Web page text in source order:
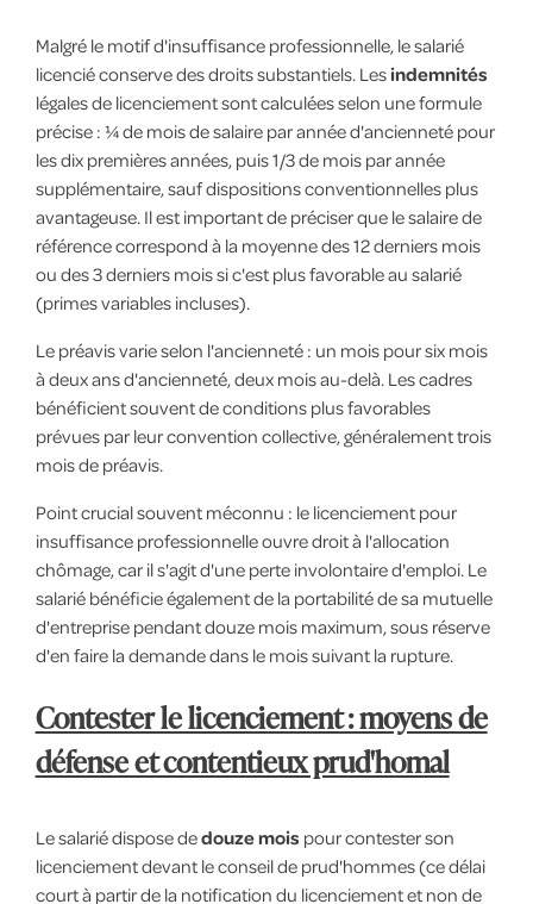
Malgré le motif d'insuffisance professionnelle, le salarié
licencié conserve des droits substantiels. Les indemnités
légales de licenciement sont calculées selon une formule
précise : ¼ de mois de salaire par année d'ancienneté pour
les dix premières années, puis 1/3 de mois par année
supplémentaire, sauf dispositions conventionnelles plus
avantageuse. Il est important de préciser que le salaire de
référence correspond à la moyenne des 12 derniers mois
ou des 3 derniers mois si c'est plus favorable au salarié
(primes variables incluses).
Le préavis varie selon l'ancienneté : un mois pour six mois
à deux ans d'ancienneté, deux mois au-delà. Les cadres
bénéficient souvent de conditions plus favorables
prévues par leur convention collective, généralement trois
mois de préavis.
Point crucial souvent méconnu : le licenciement pour
insuffisance professionnelle ouvre droit à l'allocation
chômage, car il s'agit d'une perte involontaire d'emploi. Le
salarié bénéficie également de la portabilité de sa mutuelle
d'entreprise pendant douze mois maximum, sous réserve
d'en faire la demande dans le mois suivant la rupture.
Contester le licenciement : moyens de
défense et contentieux prud'homal
Le salarié dispose dedouze mois pour contester son
licenciement devant le conseil de prud'hommes (ce délai
court à partir de la notification du licenciement et non de